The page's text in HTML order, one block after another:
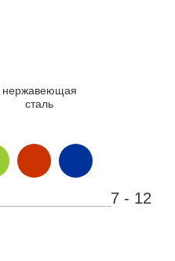
нержавеющая
сталь
7 - 12